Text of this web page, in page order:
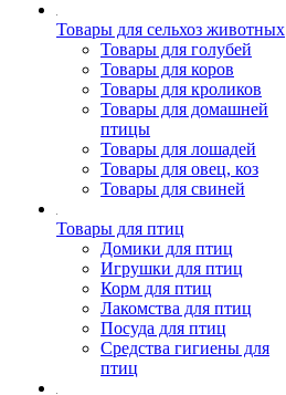
Товары для сельхоз животных
Товары для голубей
Товары для коров
Товары для кроликов
Товары для домашней
птицы
Товары для лошадей
Товары для овец, коз
Товары для свиней
Товары для птиц
Домики для птиц
Игрушки для птиц
Корм для птиц
Лакомства для птиц
Посуда для птиц
Средства гигиены для
птиц